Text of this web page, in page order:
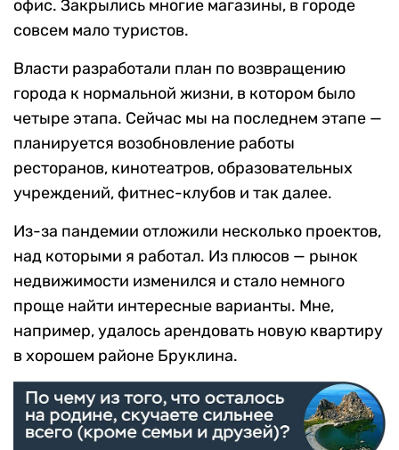
офис. Закрылись многие магазины, в городе
совсем мало туристов.
Власти разработали план по возвращению
города к нормальной жизни, в котором было
четыре этапа. Сейчас мы на последнем этапе —
планируется возобновление работы
ресторанов, кинотеатров, образовательных
учреждений, фитнес-клубов и так далее.
Из-за пандемии отложили несколько проектов,
над которыми я работал. Из плюсов — рынок
недвижимости изменился и стало немного
проще найти интересные варианты. Мне,
например, удалось арендовать новую квартиру
в хорошем районе Бруклина.